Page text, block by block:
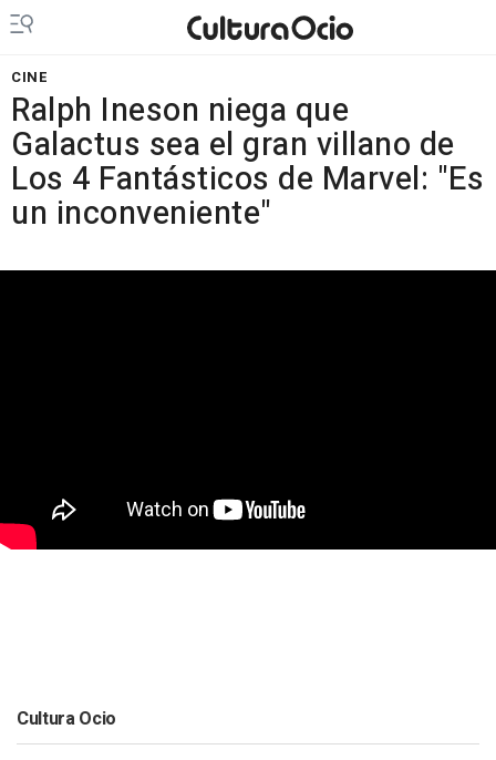
CINE
Ralph Ineson niega que
Galactus sea el gran villano de
Los 4 Fantásticos de Marvel: "Es
un inconveniente"
Cultura Ocio